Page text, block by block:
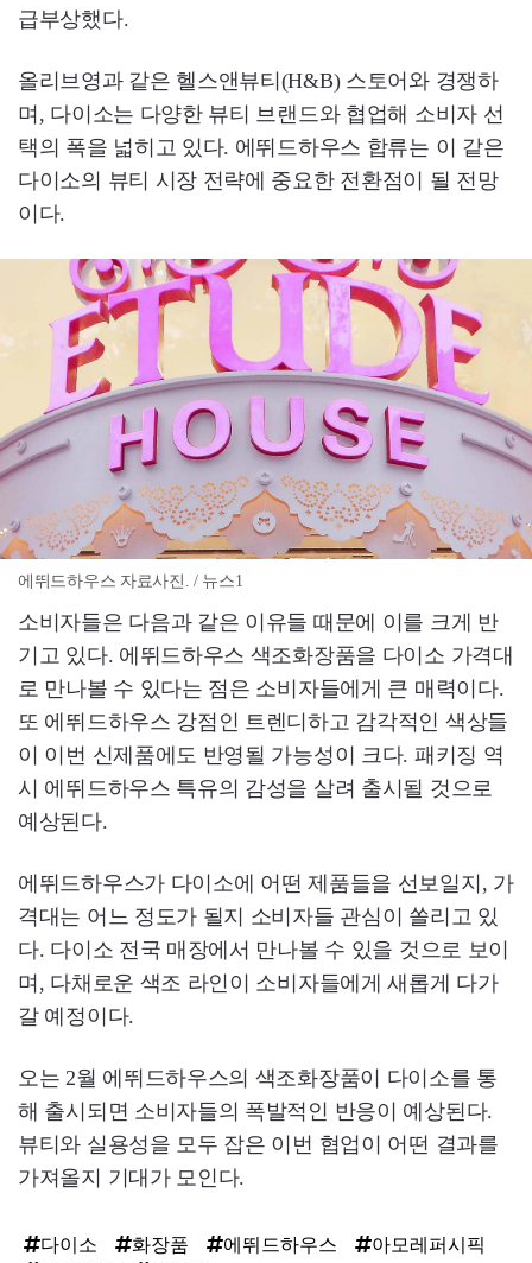
급부상했다.
올리브영과 같은 헬스앤뷰티(H&B) 스토어와 경쟁하
며, 다이소는 다양한 뷰티 브랜드와 협업해 소비자 선
택의 폭을 넓히고 있다. 에뛰드하우스 합류는 이 같은
다이소의 뷰티 시장 전략에 중요한 전환점이 될 전망
이다.
에뛰드하우스 자료사진. / 뉴스1
소비자들은 다음과 같은 이유들 때문에 이를 크게 반
기고 있다. 에뛰드하우스 색조화장품을 다이소 가격대
로 만나볼 수 있다는 점은 소비자들에게 큰 매력이다.
또 에뛰드하우스 강점인 트렌디하고 감각적인 색상들
이 이번 신제품에도 반영될 가능성이 크다. 패키징 역
시 에뛰드하우스 특유의 감성을 살려 출시될 것으로
예상된다.
에뛰드하우스가 다이소에 어떤 제품들을 선보일지, 가
격대는 어느 정도가 될지 소비자들 관심이 쏠리고 있
다. 다이소 전국 매장에서 만나볼 수 있을 것으로 보이
며, 다채로운 색조 라인이 소비자들에게 새롭게 다가
갈 예정이다.
오는 2월 에뛰드하우스의 색조화장품이 다이소를 통
해 출시되면 소비자들의 폭발적인 반응이 예상된다.
뷰티와 실용성을 모두 잡은 이번 협업이 어떤 결과를
가져올지 기대가 모인다.
다이소 화장품 에뛰드하우스
아모레퍼시픽